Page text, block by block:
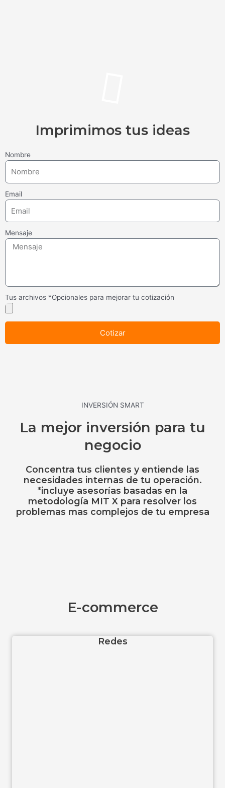
Imprimimos tus ideas
Nombre
Email
Mensaje
Tus archivos *Opcionales para mejorar tu cotización
Cotizar
INVERSIÓN SMART
La mejor inversión para tu
negocio
Concentra tus clientes y entiende las
necesidades internas de tu operación.
*incluye asesorías basadas en la
metodología MIT X para resolver los
problemas mas complejos de tu empresa
E-commerce
Redes